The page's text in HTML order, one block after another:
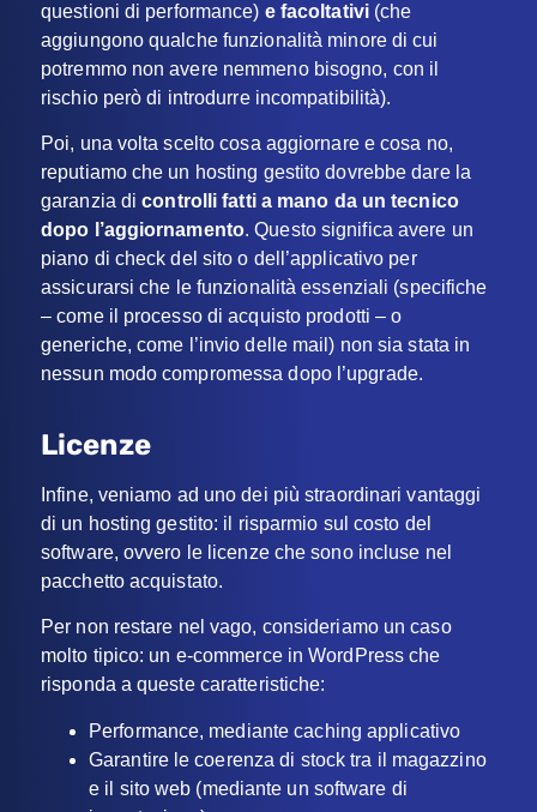
questioni di performance) e facoltativi(che
aggiungono qualche funzionalità minore di cui
potremmo non avere nemmeno bisogno, con il
rischio però di introdurre incompatibilità).
Poi, una volta scelto cosa aggiornare e cosa no,
reputiamo che un hosting gestito dovrebbe dare la
garanzia dicontrolli fatti a mano da un tecnico
dopo l’aggiornamento. Questo significa avere un
piano di check del sito o dell’applicativo per
assicurarsi che le funzionalità essenziali (specifiche
– come il processo di acquisto prodotti – o
generiche, come l’invio delle mail) non sia stata in
nessun modo compromessa dopo l’upgrade.
Licenze
Infine, veniamo ad uno dei più straordinari vantaggi
di un hosting gestito: il risparmio sul costo del
software, ovvero le licenze che sono incluse nel
pacchetto acquistato.
Per non restare nel vago, consideriamo un caso
molto tipico: un e-commerce in WordPress che
risponda a queste caratteristiche:
Performance, mediante caching applicativo
Garantire le coerenza di stock tra il magazzino
e il sito web (mediante un software di